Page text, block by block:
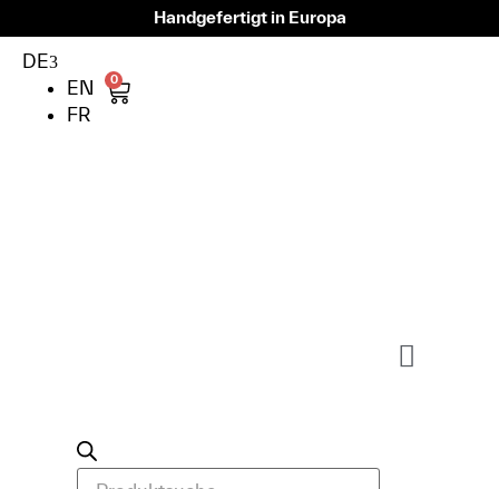
Handgefertigt in Europa
DE
EN
FR
0